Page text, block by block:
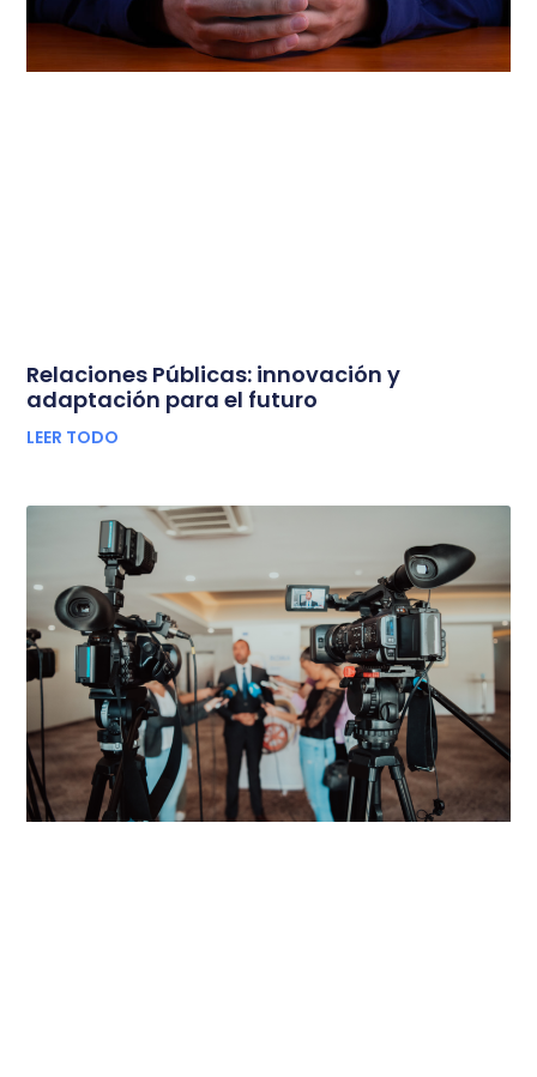
Relaciones Públicas: innovación y
adaptación para el futuro
LEER TODO